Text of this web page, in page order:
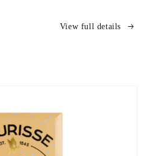
View full details